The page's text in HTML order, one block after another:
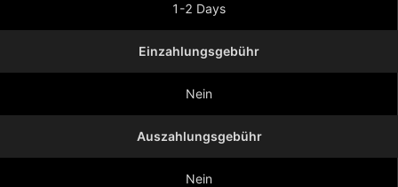
1-2 Days
Einzahlungsgebühr
Nein
Auszahlungsgebühr
Nein